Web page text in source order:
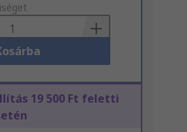
19 500 Ft feletti